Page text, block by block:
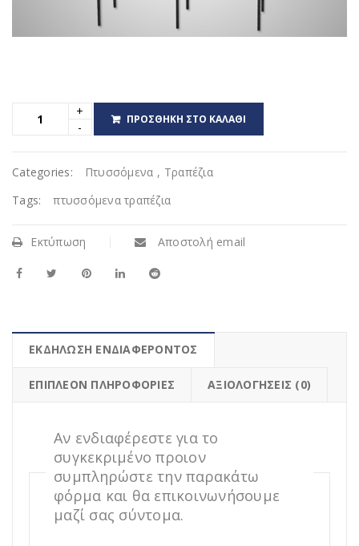
ΠΡΟΣΘΉΚΗ ΣΤΟ ΚΑΛΆΘΙ
Categories: Πτυσσόμενα , Τραπέζια
Tags:
πτυσσόμενα τραπέζια
Εκτύπωση Αποστολή email
ΕΚΔΗΛΩΣΗ ΕΝΔΙΑΦΕΡΟΝΤΟΣ
ΕΠΙΠΛΈΟΝ ΠΛΗΡΟΦΟΡΊΕΣ ΑΞΙΟΛΟΓΉΣΕΙΣ (0)
Αν ενδιαφέρεστε για το
συγκεκριμένο προιον
συμπληρώστε την παρακάτω
φόρμα και θα επικοινωνήσουμε
μαζί σας σύντομα.